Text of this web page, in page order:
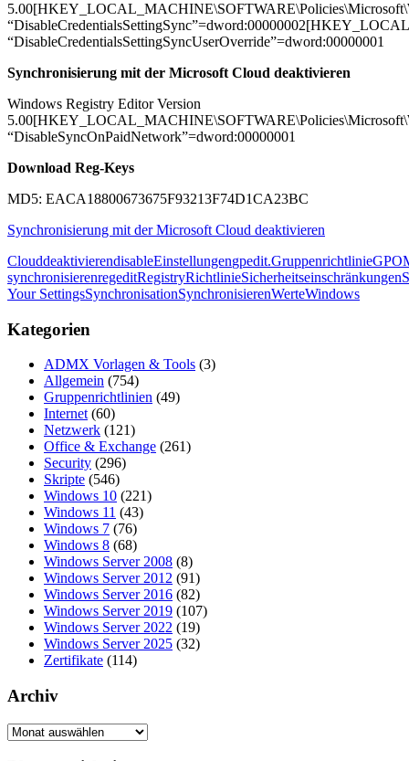
“DisableCredentialsSettingSyncUserOverride”=dword:00000001
Synchronisierung mit der Microsoft Cloud deaktivieren
Windows Registry Editor Version
“DisableSyncOnPaidNetwork”=dword:00000001
Download Reg-Keys
MD5: EACA18800673675F93213F74D1CA23BC
Synchronisierung mit der Microsoft Cloud deaktivieren
ClouddeaktivierendisableEinstellungengpedit.GruppenrichtlinieGPO
synchronisierenregeditRegistryRichtlinieSicherheitseinschränkungen
Your SettingsSynchronisationSynchronisierenWerteWindows
Kategorien
ADMX Vorlagen & Tools (3)
Allgemein (754)
Gruppenrichtlinien (49)
Internet (60)
Netzwerk (121)
Office & Exchange (261)
Security (296)
Skripte (546)
Windows 10 (221)
Windows 11 (43)
Windows 7 (76)
Windows 8 (68)
Windows Server 2008 (8)
Windows Server 2012 (91)
Windows Server 2016 (82)
Windows Server 2019 (107)
Windows Server 2022 (19)
Windows Server 2025 (32)
Zertifikate (114)
Archiv
Archiv